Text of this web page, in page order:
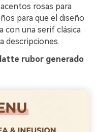
rosas para
para que el diseño
con una serif clásica
descripciones.
rubor generado